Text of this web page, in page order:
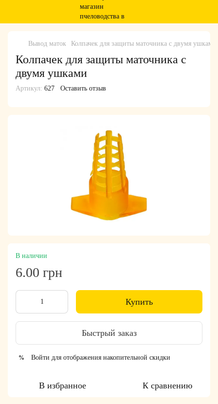
Вывод маток Колпачек для защиты маточника с двумя ушками
Колпачек для защиты маточника с
двумя ушками
Артикул: 627 Оставить отзыв
В наличии
6.00 грн
Купить
Быстрый заказ
% Войти для отображения накопительной скидки
В избранное К сравнению